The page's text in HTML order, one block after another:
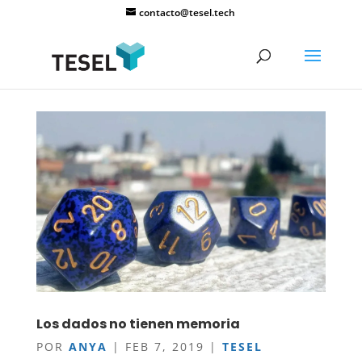
contacto@tesel.tech
Los dados no tienen memoria
POR ANYA | FEB 7, 2019 | TESEL